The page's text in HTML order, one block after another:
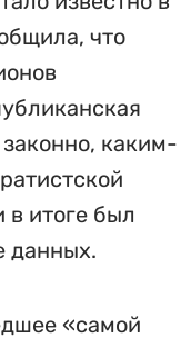
что
каким-
итоге был
данных.
«самой